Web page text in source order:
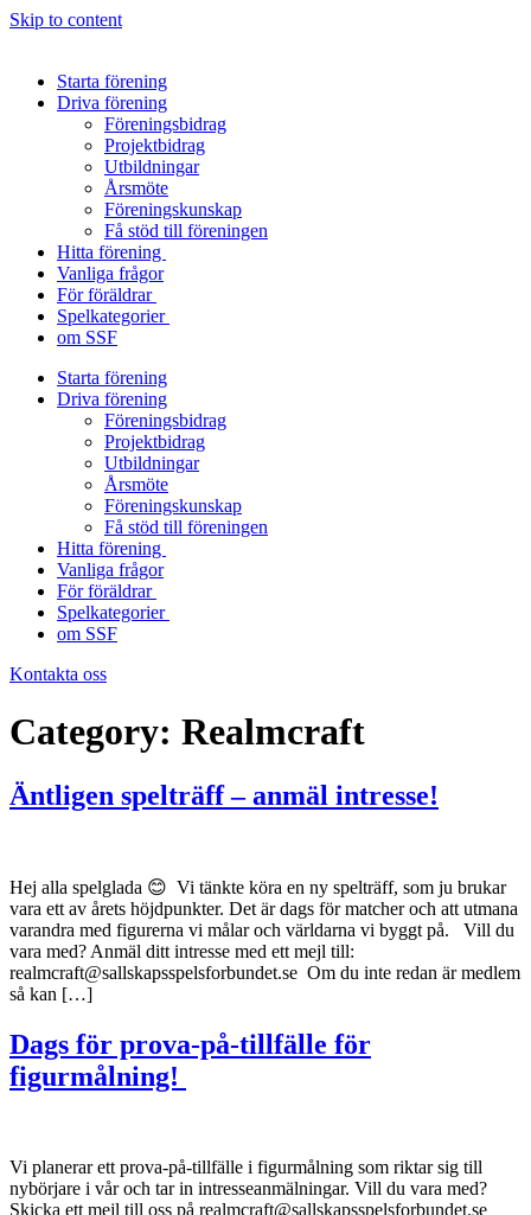
Skip to content
Starta förening
Driva förening
Föreningsbidrag
Projektbidrag
Utbildningar
Årsmöte
Föreningskunskap
Få stöd till föreningen
Hitta förening
Vanliga frågor
För föräldrar
Spelkategorier
om SSF
Starta förening
Driva förening
Föreningsbidrag
Projektbidrag
Utbildningar
Årsmöte
Föreningskunskap
Få stöd till föreningen
Hitta förening
Vanliga frågor
För föräldrar
Spelkategorier
om SSF
Kontakta oss
Category: Realmcraft
Äntligen spelträff – anmäl intresse!
Hej alla spelglada 😊 Vi tänkte köra en ny spelträff, som ju brukar
vara ett av årets höjdpunkter. Det är dags för matcher och att utmana
varandra med figurerna vi målar och världarna vi byggt på. Vill du
vara med? Anmäl ditt intresse med ett mejl till:
realmcraft@sallskapsspelsforbundet.se Om du inte redan är medlem
så kan […]
Dags för prova-på-tillfälle för
figurmålning!
Vi planerar ett prova-på-tillfälle i figurmålning som riktar sig till
nybörjare i vår och tar in intresseanmälningar. Vill du vara med?
Skicka ett mejl till oss på realmcraft@sallskapsspelsforbundet.se